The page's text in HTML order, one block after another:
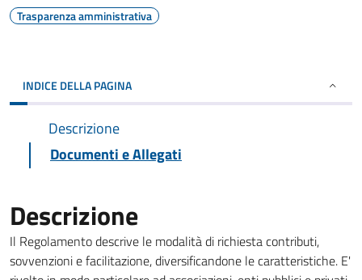
Trasparenza amministrativa
INDICE DELLA PAGINA
Descrizione
Documenti e Allegati
Descrizione
Il Regolamento descrive le modalità di richiesta contributi,
sovvenzioni e facilitazione, diversificandone le caratteristiche. E'